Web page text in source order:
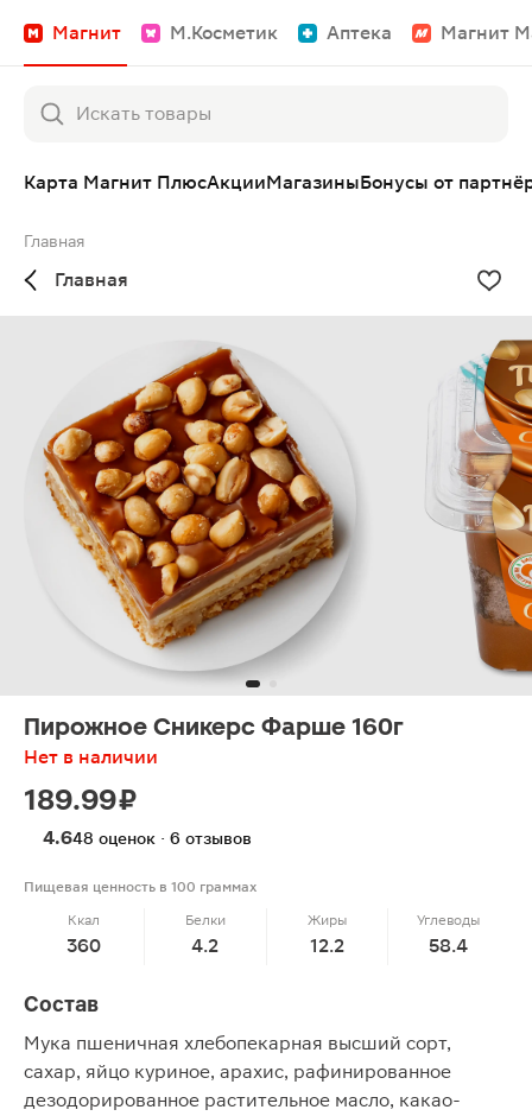
Магнит М.Косметик Аптека Магнит
Карта Магнит ПлюсАкцииМагазиныБонусы от
Главная
Главная
Пирожное Сникерс Фарше 160г
Нет в наличии
189.99 ₽
4.648 оценок · 6 отзывов
Пищевая ценность в 100 граммах
Ккал
360
Белки
4.2
Жиры
12.2
Углеводы
58.4
Состав
Мука пшеничная хлебопекарная высший сорт,
сахар, яйцо куриное, арахис, рафинированное
дезодорированное растительное масло, какао-